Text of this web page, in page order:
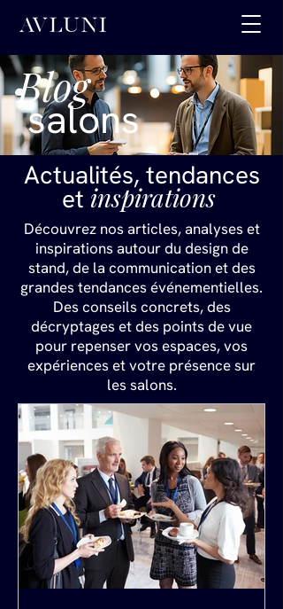
Blog
salons
Actualités, tendances
et inspirations
Découvrez nos articles, analyses et
inspirations autour du design de
stand, de la communication et des
grandes tendances événementielles.
Des conseils concrets, des
décryptages et des points de vue
pour repenser vos espaces, vos
expériences et votre présence sur
les salons.